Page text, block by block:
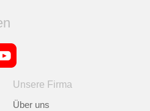
Unsere Firma
Über uns